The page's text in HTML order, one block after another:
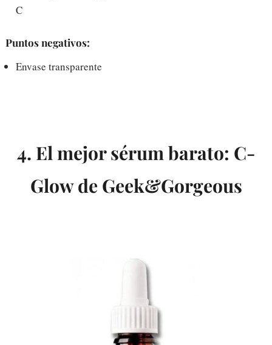
C
Puntos negativos:
Envase transparente
4. El mejor sérum barato: C-
Glow de Geek&Gorgeous